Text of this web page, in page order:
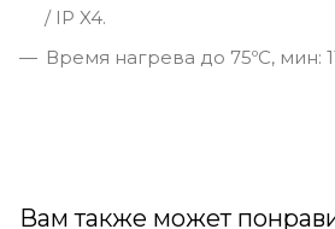
/ IP X4.
Время нагрева до 75ºС, мин:
Вам также может